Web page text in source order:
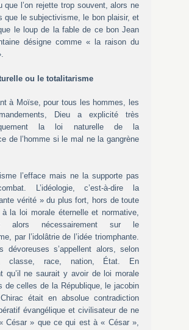
que l’on rejette trop souvent, alors ne
que le subjectivisme, le bon plaisir, et
le loup de la fable de ce bon Jean
désigne comme « la raison du
ou le totalitarisme
à Moïse, pour tous les hommes, les
Dieu a explicité très
la loi naturelle de la
de l’homme si le mal ne la gangrène
l’efface mais ne la supporte pas
L’idéo­logie, c’est-à-dire la
vérité » du plus fort, hors de toute
à la loi morale éternelle et normative,
alors nécessairement sur le
par l’idolâtrie de l’idée triomphante.
dévoreuses s’appellent alors, selon
classe, race, nation, État. En
qu’il ne saurait y avoir de loi morale
de celles de la République, le jacobin
était en absolue contradiction
évangélique et civilisateur de ne
César » que ce qui est à « César »,